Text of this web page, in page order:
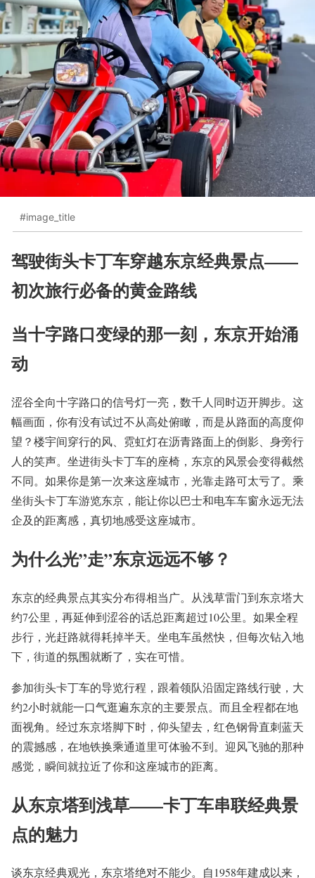
#image_title
驾驶街头卡丁车穿越东京经典景点——
初次旅行必备的黄金路线
当十字路口变绿的那一刻，东京开始涌
动
涩谷全向十字路口的信号灯一亮，数千人同时迈开脚步。这
幅画面，你有没有试过不从高处俯瞰，而是从路面的高度仰
望？楼宇间穿行的风、霓虹灯在沥青路面上的倒影、身旁行
人的笑声。坐进街头卡丁车的座椅，东京的风景会变得截然
不同。如果你是第一次来这座城市，光靠走路可太亏了。乘
坐街头卡丁车游览东京，能让你以巴士和电车车窗永远无法
企及的距离感，真切地感受这座城市。
为什么光”走”东京远远不够？
东京的经典景点其实分布得相当广。从浅草雷门到东京塔大
约7公里，再延伸到涩谷的话总距离超过10公里。如果全程
步行，光赶路就得耗掉半天。坐电车虽然快，但每次钻入地
下，街道的氛围就断了，实在可惜。
参加街头卡丁车的导览行程，跟着领队沿固定路线行驶，大
约2小时就能一口气逛遍东京的主要景点。而且全程都在地
面视角。经过东京塔脚下时，仰头望去，红色钢骨直刺蓝天
的震撼感，在地铁换乘通道里可体验不到。迎风飞驰的那种
感觉，瞬间就拉近了你和这座城市的距离。
从东京塔到浅草——卡丁车串联经典景
点的魅力
谈东京经典观光，东京塔绝对不能少。自1958年建成以来，